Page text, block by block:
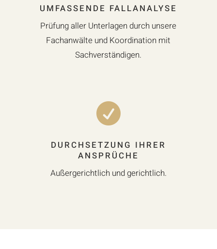
UMFASSENDE FALLANALYSE
Prüfung aller Unterlagen durch unsere
Fachanwälte und Koordination mit
Sachverständigen.

DURCHSETZUNG IHRER
ANSPRÜCHE
Außergerichtlich und gerichtlich.